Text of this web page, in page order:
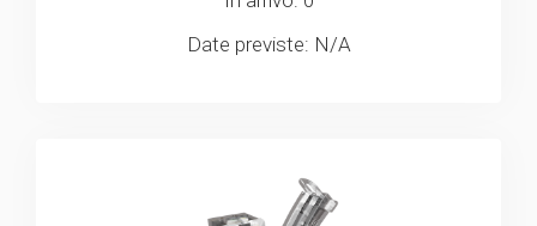
Date previste: N/A